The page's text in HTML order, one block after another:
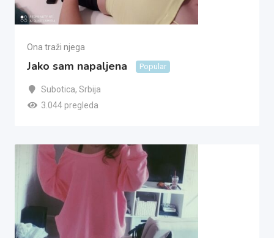
Ona traži njega
Jako sam napaljena Popular
Subotica, Srbija
3.044 pregleda